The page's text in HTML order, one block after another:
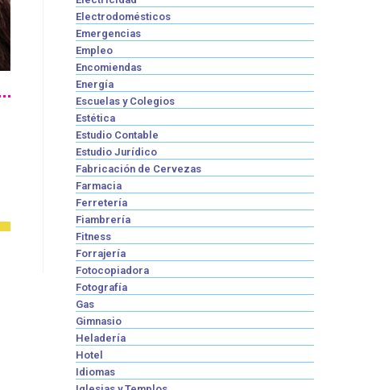
Electrodomésticos
Emergencias
Empleo
Encomiendas
Energía
Escuelas y Colegios
Estética
Estudio Contable
Estudio Jurídico
Fabricación de Cervezas
Farmacia
Ferretería
Fiambrería
Fitness
Forrajería
Fotocopiadora
Fotografía
Gas
Gimnasio
Heladería
Hotel
Idiomas